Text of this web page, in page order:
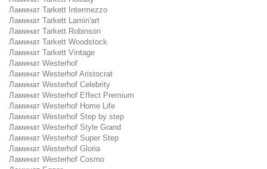
Ламинат Tarkett Intermezzo
Ламинат Tarkett Lamin'art
Ламинат Tarkett Robinson
Ламинат Tarkett Woodstock
Ламинат Tarkett Vintage
Ламинат Westerhof
Ламинат Westerhof Aristocrat
Ламинат Westerhof Celebrity
Ламинат Westerhof Effect Premium
Ламинат Westerhof Home Life
Ламинат Westerhof Step by step
Ламинат Westerhof Style Grand
Ламинат Westerhof Super Step
Ламинат Westerhof Gloria
Ламинат Westerhof Cosmo